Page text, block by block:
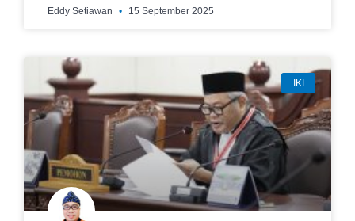
Eddy Setiawan 15 September 2025
IKI